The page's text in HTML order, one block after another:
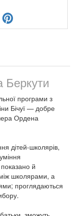
Беркути
програми з
Бічуї — добре
Ордена
дітей-школярів,
показано й
школярами, а
проглядаються